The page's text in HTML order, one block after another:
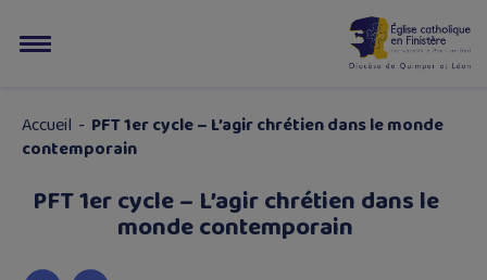
Accueil - PFT 1er cycle – L’agir chrétien dans le monde
contemporain
PFT 1er cycle – L’agir chrétien dans le
monde contemporain